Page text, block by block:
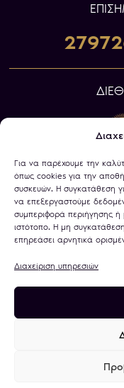
Για να παρέχουμε την
όπως cookies για την
συσκευών. Η συγκατάθεση
να επεξεργαστούμε
συμπεριφορά περιήγησης ή
ιστότοπο. Η μη
επηρεάσει αρνητικά
Διαχείριση υπηρεσιών
Πολιτική
Χρήση Cookies